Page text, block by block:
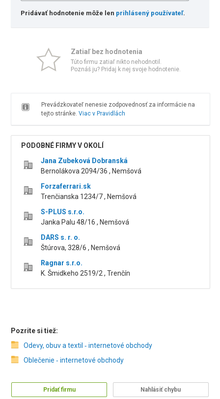
Pridávať hodnotenie môže len prihlásený používateľ.
Zatiaľ bez hodnotenia
Túto firmu zatiaľ nikto nehodnotil.
Poznáš ju? Pridaj k nej svoje hodnotenie.
Prevádzkovateľ nenesie zodpovednosť za informácie na
tejto stránke. Viac v Pravidlách
PODOBNÉ FIRMY V OKOLÍ
Jana Zubeková Dobranská
Bernolákova 2094/36 , Nemšová
Forzaferrari.sk
Trenčianska 1234/7 , Nemšová
S-PLUS s.r.o.
Janka Palu 48/16 , Nemšová
DARS s. r. o.
Štúrova, 328/6 , Nemšová
Ragnar s.r.o.
K. Šmidkeho 2519/2 , Trenčín
Pozrite si tiež:
Odevy, obuv a textil ‑ internetové obchody
Oblečenie ‑ internetové obchody
Pridať firmu Nahlásiť chybu